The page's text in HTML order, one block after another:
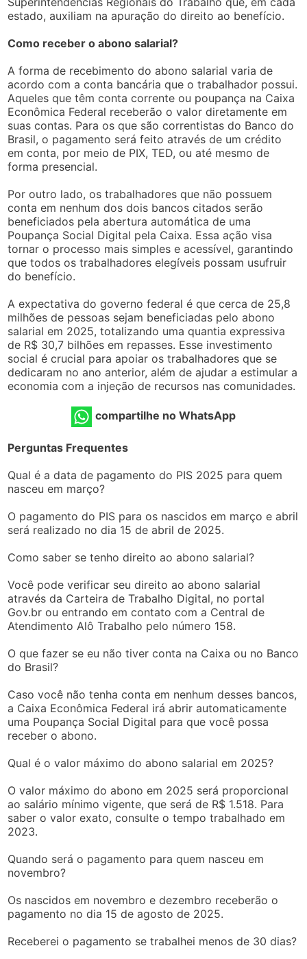
estado, auxiliam na apuração do direito ao benefício.
Como receber o abono salarial?
A forma de recebimento do abono salarial varia de
acordo com a conta bancária que o trabalhador possui.
Aqueles que têm conta corrente ou poupança na Caixa
Econômica Federal receberão o valor diretamente em
suas contas. Para os que são correntistas do Banco do
Brasil, o pagamento será feito através de um crédito
em conta, por meio de PIX, TED, ou até mesmo de
forma presencial.
Por outro lado, os trabalhadores que não possuem
conta em nenhum dos dois bancos citados serão
beneficiados pela abertura automática de uma
Poupança Social Digital pela Caixa. Essa ação visa
tornar o processo mais simples e acessível, garantindo
que todos os trabalhadores elegíveis possam usufruir
do benefício.
A expectativa do governo federal é que cerca de 25,8
milhões de pessoas sejam beneficiadas pelo abono
salarial em 2025, totalizando uma quantia expressiva
de R$ 30,7 bilhões em repasses. Esse investimento
social é crucial para apoiar os trabalhadores que se
dedicaram no ano anterior, além de ajudar a estimular a
economia com a injeção de recursos nas comunidades.
compartilhe no WhatsApp
Perguntas Frequentes
Qual é a data de pagamento do PIS 2025 para quem
nasceu em março?
O pagamento do PIS para os nascidos em março e abril
será realizado no dia 15 de abril de 2025.
Como saber se tenho direito ao abono salarial?
Você pode verificar seu direito ao abono salarial
através da Carteira de Trabalho Digital, no portal
Gov.br ou entrando em contato com a Central de
Atendimento Alô Trabalho pelo número 158.
O que fazer se eu não tiver conta na Caixa ou no Banco
do Brasil?
Caso você não tenha conta em nenhum desses bancos,
a Caixa Econômica Federal irá abrir automaticamente
uma Poupança Social Digital para que você possa
receber o abono.
Qual é o valor máximo do abono salarial em 2025?
O valor máximo do abono em 2025 será proporcional
ao salário mínimo vigente, que será de R$ 1.518. Para
saber o valor exato, consulte o tempo trabalhado em
2023.
Quando será o pagamento para quem nasceu em
novembro?
Os nascidos em novembro e dezembro receberão o
pagamento no dia 15 de agosto de 2025.
Receberei o pagamento se trabalhei menos de 30 dias?